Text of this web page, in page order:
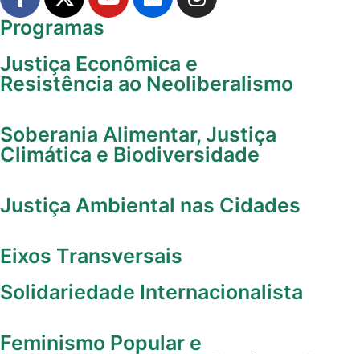
Programas
Justiça Econômica e
Resistência ao Neoliberalismo
Soberania Alimentar, Justiça
Climática e Biodiversidade
Justiça Ambiental nas Cidades
Eixos Transversais
Solidariedade Internacionalista
Feminismo Popular e